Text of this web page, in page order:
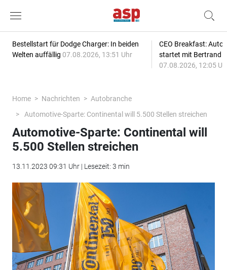
Bestellstart für Dodge Charger: In beiden
Welten auffällig 07.08.2026, 13:51 Uhr
CEO Breakfast:
startet mit Bertrand
07.08.2026, 12:05
Home Nachrichten
Autobranche
Automotive-Sparte: Continental will 5.500 Stellen streichen
Automotive-Sparte: Continental will
5.500 Stellen streichen
13.11.2023 09:31 Uhr | Lesezeit: 3 min